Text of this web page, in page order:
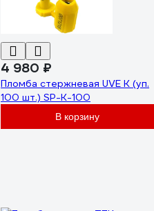
4 980 ₽
Пломба стержневая UVE K (уп.
100 шт.) SP-K-100
В корзину